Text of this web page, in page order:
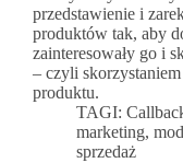
przedstawienie i
produktów tak, aby
zainteresowały go i
– czyli
produktu.
TAGI:
marketing,
sprzedaż